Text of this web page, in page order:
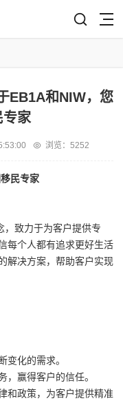
EB1A和NIW，您
专家
浏览：5252
民专家
，致力于为客户提供专
每个人都有追求更好生活
解决方案，帮助客户实现
变化的需求。
，赢得客户的信任。
和政策，为客户提供精准